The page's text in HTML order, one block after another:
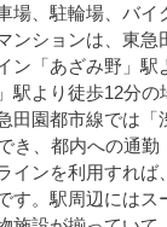
場、駐輪場、バイ
ンションは、東急
ン「あざみ野」駅
駅より徒歩12分の
田園都市線では「
き、都内への通勤
インを利用すれば
す。駅周辺にはス